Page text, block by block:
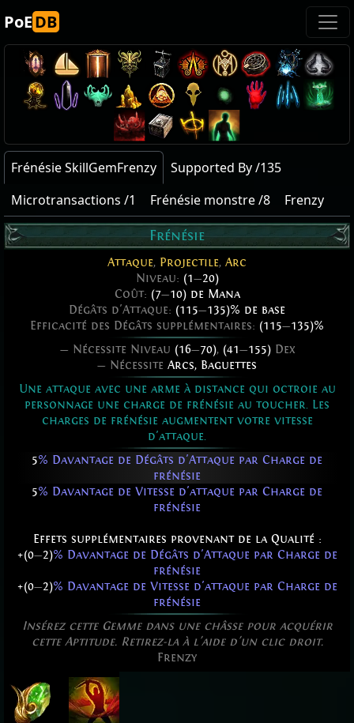
PoEDB
Frénésie SkillGemFrenzy
Supported By /135
Microtransactions /1
Frénésie monstre /8 Frenzy
Frénésie
Attaque, Projectile, Arc
Niveau: (1—20)
Coût: (7—10) de Mana
Dégâts d'Attaque: (115—135)% de base
Efficacité des Dégâts supplémentaires: (115—135)%
— Nécessite Niveau (16—70), (41—155)Dex
— Nécessite Arcs, Baguettes
Une attaque avec une arme à distance qui octroie au
personnage une charge de frénésie au toucher. Les
charges de frénésie augmentent votre vitesse
d'attaque.
5% Davantage de Dégâts d'Attaque par Charge de
frénésie
5% Davantage de Vitesse d'attaque par Charge de
frénésie
Effets supplémentaires provenant de la Qualité :
+(0—2)% Davantage de Dégâts d'Attaque par Charge de
frénésie
+(0—2)% Davantage de Vitesse d'attaque par Charge de
frénésie
Insérez cette Gemme dans une châsse pour acquérir
cette Aptitude. Retirez-la à l'aide d'un clic droit.
Frenzy